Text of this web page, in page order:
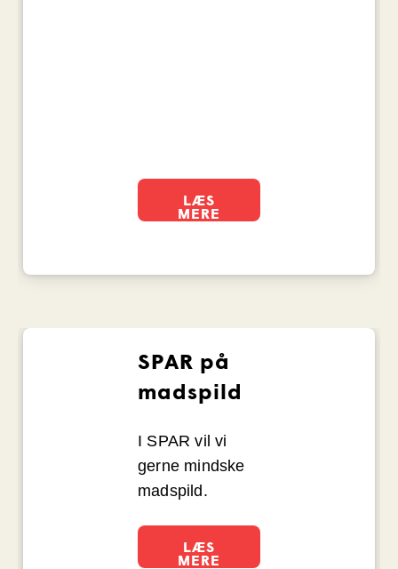
LÆS
MERE
SPAR på
madspild
I SPAR vil vi
gerne mindske
madspild.
LÆS
MERE